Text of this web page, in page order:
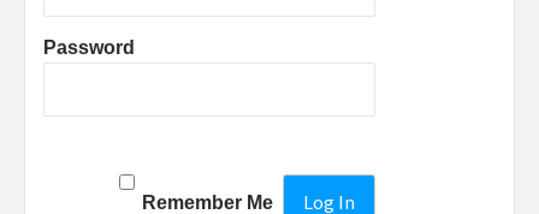
Password
Remember Me